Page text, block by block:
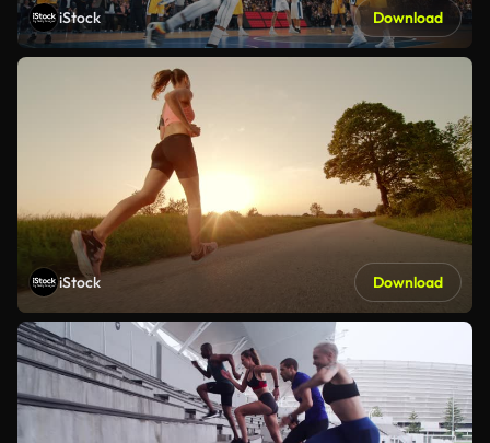
iStock Download
iStock Download